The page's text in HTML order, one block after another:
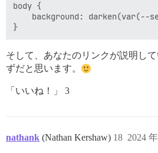
body {
background: darken(var(--
そして、あなたのリンクが説明し
ずだと思います。
「いいね！」 3
nathank (Nathan Kershaw) 2024
18